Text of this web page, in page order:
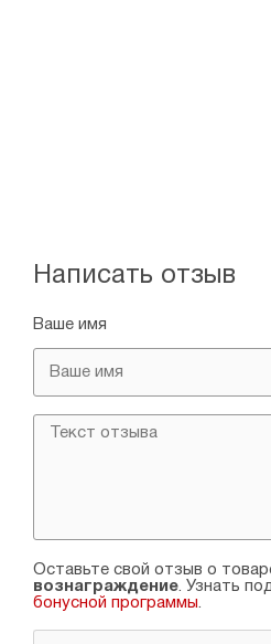
Написать отзыв
Ваше имя
Оставьте свой отзыв о
вознаграждение. Узнать
бонусной программы.